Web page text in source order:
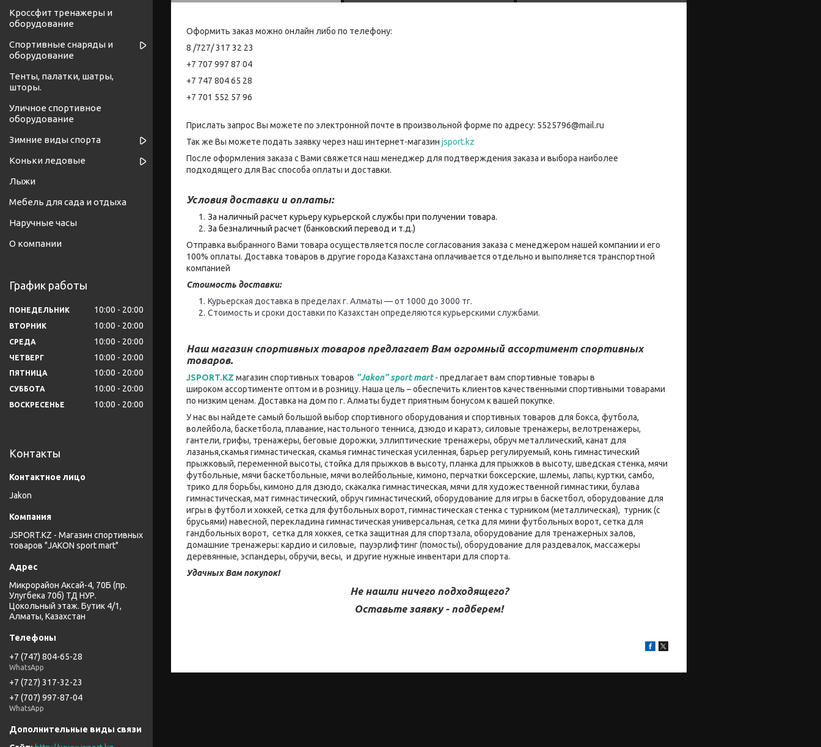
Оформить заказ можно онлайн либо по телефону:
8 /727/ 317 32 23
+7 707 997 87 04
+7 747 804 65 28
+7 701 552 57 96
Прислать запрос Вы можете по электронной почте в произвольной форме по адресу: 5525796@mail.ru
Так же Вы можете подать заявку через наш интернет-магазин jsport.kz
После оформления заказа с Вами свяжется наш менеджер для подтверждения заказа и выбора наиболее
подходящего для Вас способа оплаты и доставки.
Условия доставки и оплаты:
За наличный расчет курьеру курьерской службы при получении товара.
За безналичный расчет (банковский перевод и т.д.)
Отправка выбранного Вами товара осуществляется после согласования заказа с менеджером нашей компании и его
100% оплаты. Доставка товаров в другие города Казахстана оплачивается отдельно и выполняется транспортной
компанией
Стоимость доставки:
Курьерская доставка в пределах г. Алматы — от 1000 до 3000 тг.
Стоимость и сроки доставки по Казахстан определяются курьерскими службами.
Наш магазин спортивных товаров предлагает Вам огромный ассортимент спортивных
товаров.
JSPORT.KZ магазин спортивных товаров "Jakon" sport mart- предлагает вам спортивные товары в
широком ассортименте оптом и в розницу. Наша цель – обеспечить клиентов качественными спортивными товарами
по низким ценам. Доставка на дом по г. Алматы будет приятным бонусом к вашей покупке.
У нас вы найдете самый большой выбор спортивного оборудования и спортивных товаров для бокса, футбола,
волейбола, баскетбола, плавание, настольного тенниса, дзюдо и каратэ, силовые тренажеры, велотренажеры,
гантели, грифы, тренажеры, беговые дорожки, эллиптические тренажеры, обруч металлический, канат для
лазанья,скамья гимнастическая, скамья гимнастическая усиленная, барьер регулируемый, конь гимнастический
прыжковый, переменной высоты, стойка для прыжков в высоту, планка для прыжков в высоту, шведская стенка, мячи
футбольные, мячи баскетбольные, мячи волейбольные, кимоно, перчатки боксерские, шлемы, лапы, куртки, самбо,
трико для борьбы, кимоно для дзюдо, скакалка гимнастическая, мячи для художественной гимнастики, булава
гимнастическая, мат гимнастический, обруч гимнастический, оборудование для игры в баскетбол, оборудование для
игры в футбол и хоккей, сетка для футбольных ворот, гимнастическая стенка с турником (металлическая), турник (с
брусьями) навесной, перекладина гимнастическая универсальная, сетка для мини футбольных ворот, сетка для
гандбольных ворот, сетка для хоккея, сетка защитная для спортзала, оборудование для тренажерных залов,
домашние тренажеры: кардио и силовые, пауэрлифтинг (помосты), оборудование для раздевалок, массажеры
деревянные, эспандеры, обручи, весы, и другие нужные инвентари для спорта.
Удачных Вам покупок!
Не нашли ничего подходящего?
Оставьте заявку - подберем!
Кроссфит тренажеры и
оборудование
Спортивные снаряды и
оборудование
Тенты, палатки, шатры,
шторы.
Уличное спортивное
оборудование
Зимние виды спорта
Коньки ледовые
Лыжи
Мебель для сада и отдыха
Наручные часы
О компании
График работы
ПОНЕДЕЛЬНИК 10:00 20:00
ВТОРНИК 10:00 20:00
СРЕДА 10:00 20:00
ЧЕТВЕРГ 10:00 20:00
ПЯТНИЦА 10:00 20:00
СУББОТА 10:00 20:00
ВОСКРЕСЕНЬЕ 10:00 20:00
Контакты
Jakon
JSPORT.KZ - Магазин спортивных
товаров "JAKON sport mart"
Микрорайон Аксай-4, 70Б (пр.
Улугбека 70б) ТД НУР.
Цокольный этаж. Бутик 4/1,
Алматы, Казахстан
+7 (747) 804-65-28
WhatsApp
+7 (727) 317-32-23
+7 (707) 997-87-04
WhatsApp